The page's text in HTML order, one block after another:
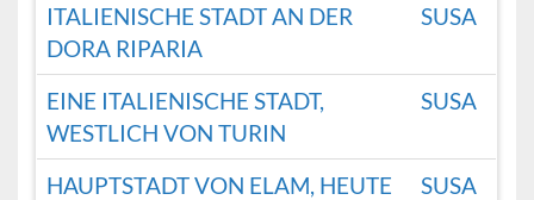
ITALIENISCHE STADT AN DER
DORA RIPARIA
SUSA
EINE ITALIENISCHE STADT,
WESTLICH VON TURIN
SUSA
HAUPTSTADT VON ELAM, HEUTE
SUSA